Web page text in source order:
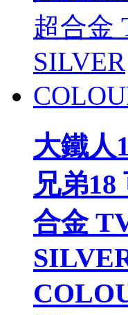
大鐵人
兄弟18
合金